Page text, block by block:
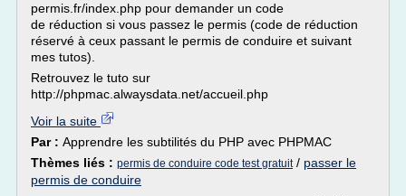
permis.fr/index.php pour demander un code
de réduction si vous passez le permis (code de réduction
réservé à ceux passant le permis de conduire et suivant
mes tutos).
Retrouvez le tuto sur
http://phpmac.alwaysdata.net/accueil.php
Voir la suite
Par : Apprendre les subtilités du PHP avec PHPMAC
Thèmes liés : permis de conduire code test gratuit/ passer le
permis de conduire